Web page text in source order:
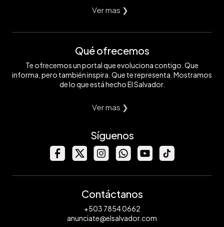
Ver mas ❯
Qué ofrecemos
Te ofrecemos un portal que evoluciona contigo. Que
informa, pero también inspira. Que te representa. Mostramos
de lo que está hecho El Salvador.
Ver mas ❯
Síguenos
Contáctanos
+503 7854 0662
anunciate@elsalvador.com